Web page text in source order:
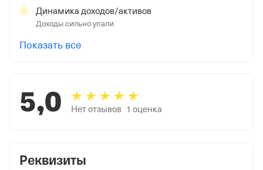
Реквизиты
Динамика доходов/активов
Доходы сильно упали
Показать все
5,0 Нет отзывов 1 оценка